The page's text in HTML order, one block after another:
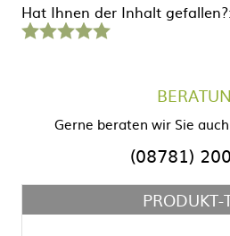
Hat Ihnen der Inhalt gefallen?:
Stern Sterne Sterne Sterne Sterne
Gerne beraten wir Sie
(08781)
PRODUKT-